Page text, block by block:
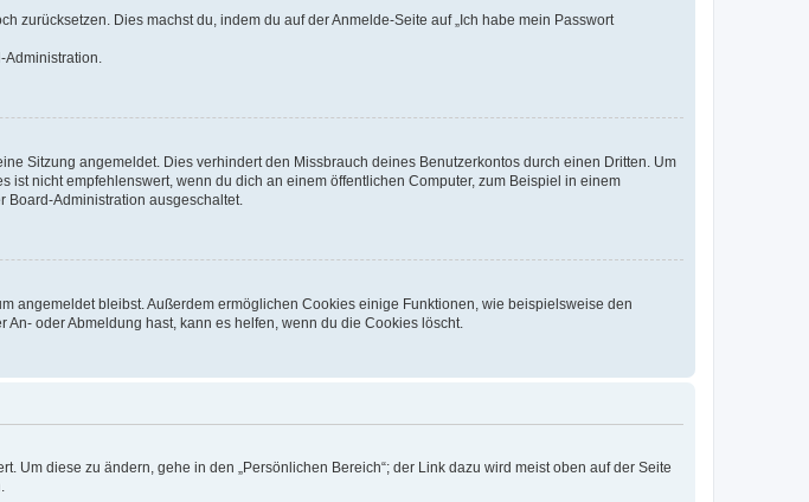
zurücksetzen. Dies machst du, indem du auf der Anmelde-Seite auf „Ich habe mein Passwort
Sitzung angemeldet. Dies verhindert den Missbrauch deines Benutzerkontos durch einen Dritten. Um
nicht empfehlenswert, wenn du dich an einem öffentlichen Computer, zum Beispiel in einem
Board-Administration ausgeschaltet.
angemeldet bleibst. Außerdem ermöglichen Cookies einige Funktionen, wie beispielsweise den
oder Abmeldung hast, kann es helfen, wenn du die Cookies löscht.
diese zu ändern, gehe in den „Persönlichen Bereich“; der Link dazu wird meist oben auf der Seite